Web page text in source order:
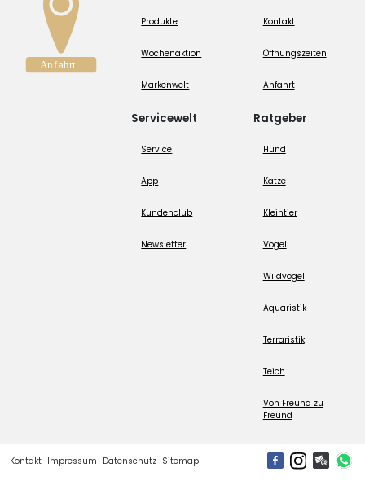
Produkte
Wochenaktion
Markenwelt
Servicewelt
Service
App
Kundenclub
Newsletter
Kontakt
Öffnungszeiten
Anfahrt
Ratgeber
Hund
Katze
Kleintier
Vogel
Wildvogel
Aquaristik
Terraristik
Teich
Von Freund zu
Freund
Kontakt Impressum Datenschutz Sitemap